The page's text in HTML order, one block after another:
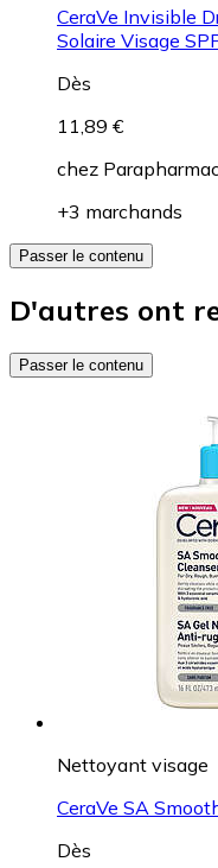
CeraVe Invisible
Solaire Visage
Dès
11,89 €
chez
+3 marchands
Passer le contenu
D'autres ont
Passer le contenu
Nettoyant visage
CeraVe SA
Dès